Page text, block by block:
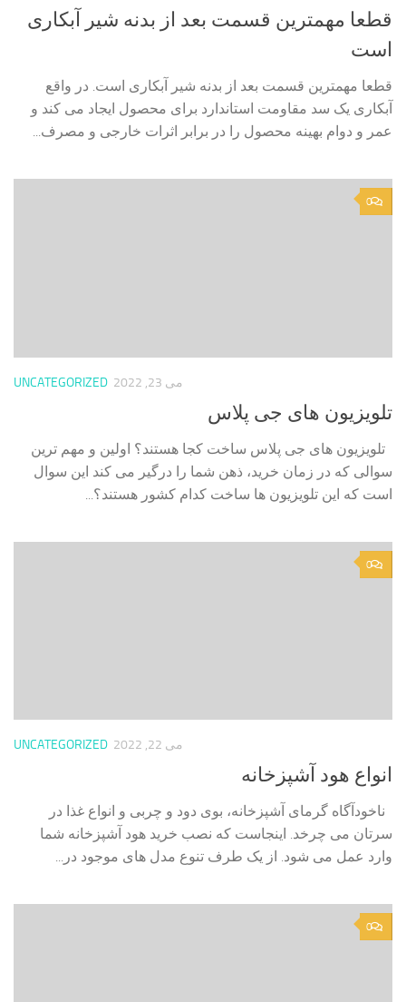
قطعا مهمترین قسمت بعد از بدنه شیر آبکاری
است
قطعا مهمترین قسمت بعد از بدنه شیر آبکاری است. در واقع
آبکاری یک سد مقاومت استاندارد برای محصول ایجاد می کند و
عمر و دوام بهینه محصول را در برابر اثرات خارجی و مصرف...
0
UNCATEGORIZED می 23, 2022
تلویزیون های جی پلاس
تلویزیون های جی پلاس ساخت کجا هستند؟ اولین و مهم ترین
سوالی که در زمان خرید، ذهن شما را درگیر می کند این سوال
است که این تلویزیون ها ساخت کدام کشور هستند؟...
0
UNCATEGORIZED می 22, 2022
انواع هود آشپزخانه
ناخودآگاه گرمای آشپزخانه، بوی دود و چربی و انواع غذا در
سرتان می چرخد. اینجاست که نصب خرید هود آشپزخانه شما
وارد عمل می شود. از یک طرف تنوع مدل های موجود در...
0